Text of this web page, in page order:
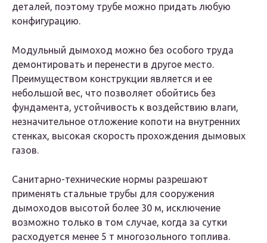
деталей, поэтому трубе можно придать любую
конфигурацию.
Модульный дымоход можно без особого труда
демонтировать и перенести в другое место.
Преимуществом конструкции является и ее
небольшой вес, что позволяет обойтись без
фундамента, устойчивость к воздействию влаги,
незначительное отложение копоти на внутренних
стенках, высокая скорость прохождения дымовых
газов.
Санитарно-технические нормы разрешают
применять стальные трубы для сооружения
дымоходов высотой более 30 м, исключение
возможно только в том случае, когда за сутки
расходуется менее 5 т многозольного топлива.